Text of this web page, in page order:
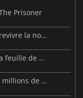
Prisoner
ReStory : Chill Electronics Repairs fait revivre la nostalgie des années 2000
MARVEL Tōkon dévoile ses débuts et sa feuille de route
Resident Evil: Veronica dépasse déjà 2 millions de wishlists